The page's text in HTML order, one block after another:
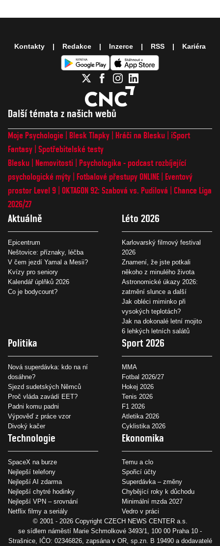
Další témata z našich webů
Moje Psychologie Blesk Tlapky Hráči na Blesku
iSport
Fantasy Spotřebitelské testy
Blesku
Nemovitosti
Psychologika - podcast rozbíjející
psychologické mýty
Fotbalové přestupy ONLINE
Eventový
prostor Level 9 OKTAGON 92: Szabová vs. Pudilová
Chance Liga
2026/27
Aktuálně
Epicentrum
Neštovice: příznaky, léčba
V čem jezdí Yamal a Mesii?
Kvízy pro seniory
Kalendář úplňků 2026
Co je bodycount?
Léto 2026
Karlovarský filmový festival
2026
Znamení, že jste potkali
někoho z minulého života
Astronomické úkazy 2026:
zatmění slunce a další
Jak obléci miminko při
vysokých teplotách?
Jak na dokonalé letní mojito
6 lehkých letních salátů
Politika
Nová superdávka: kdo na ní
dosáhne?
Sjezd sudetských Němců
Proč vláda zavádí EET?
Padni komu padni
Výpověď z práce vzor
Divoký kačer
Sport 2026
MMA
Fotbal 2026/27
Hokej 2026
Tenis 2026
F1 2026
Atletika 2026
Cyklistika 2026
Technologie
SpaceX na burze
Nejlepší telefony
Nejlepší AI zdarma
Nejlepší chytré hodinky
Nejlepší VPN – srovnání
Netflix filmy a seriály
Ekonomika
Temu a clo
Spořicí účty
Superdávka – změny
Chybějící roky k důchodu
Minimální mzda 2027
Vedro v práci
Kontakty Redakce Inzerce RSS Kariéra
© 2001 - 2026 Copyright CZECH NEWS CENTER a.s.
se sídlem náměstí Marie Schmolkové 3493/1, 100 00 Praha 10 -
Strašnice, IČO: 02346826, zapsána v OR, sp.zn. B 19490 a dodavatelé